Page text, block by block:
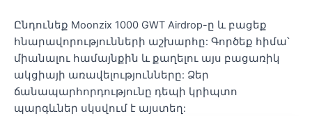
Ընդունեք Moonzix 1000 GWT Airdrop-ը և բացեք
հնարավորությունների աշխարհը: Գործեք հիմա՝
միանալու համայնքին և քաղելու այս բացառիկ
ակցիայի առավելությունները: Ձեր
ճանապարհորդությունը դեպի կրիպտո
պարգևներ սկսվում է այստեղ: